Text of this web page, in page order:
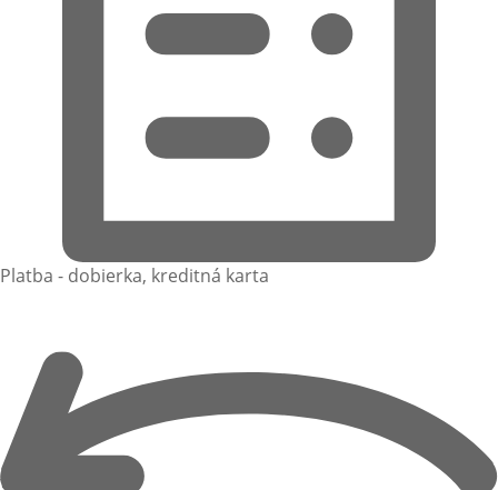
Platba - dobierka, kreditná karta